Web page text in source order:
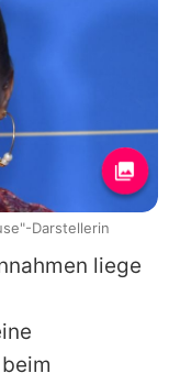
liege
Darstellerin